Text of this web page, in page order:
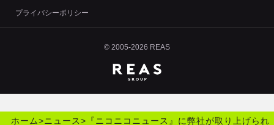
ホーム>ニュース> 『ニコニコニュース』に弊社が取り上げられ
プライバシーポリシー
© 2005-2026 REAS